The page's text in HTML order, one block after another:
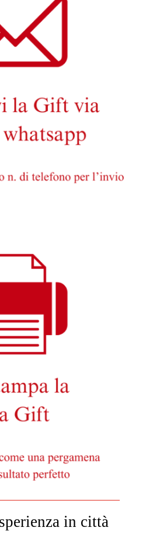
in città